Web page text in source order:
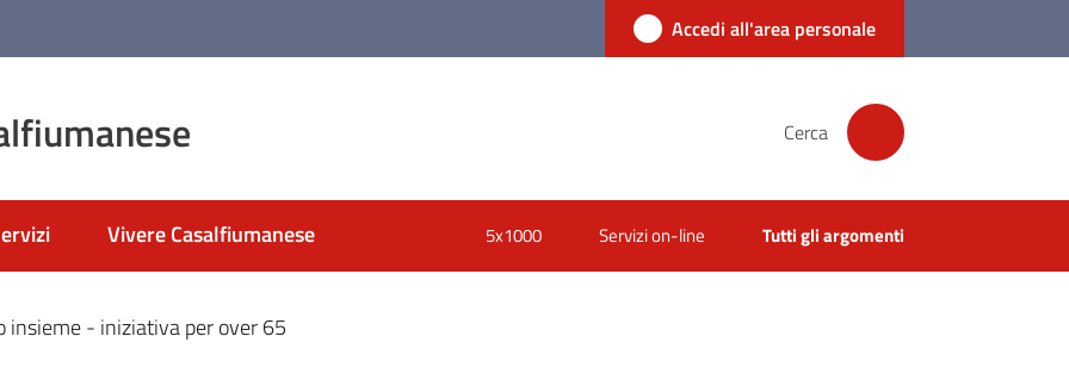
Accedi all'area personale
Cerca
Vivere Casalfiumanese 5x1000 Servizi on-line Tutti gli argomenti
insieme - iniziativa per over 65